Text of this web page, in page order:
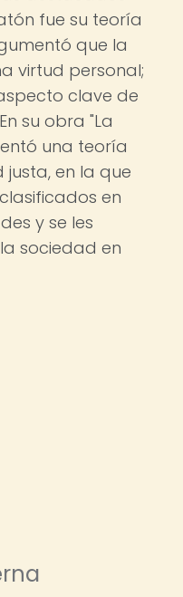
fue su teoría
que la
virtud personal;
clave de
su obra "La
una teoría
en la que
en
y se les
sociedad en